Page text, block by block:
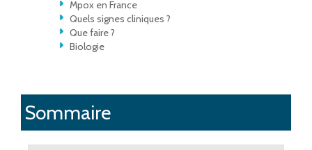
Mpox en France
Quels signes cliniques ?
Que faire ?
Biologie
Sommaire